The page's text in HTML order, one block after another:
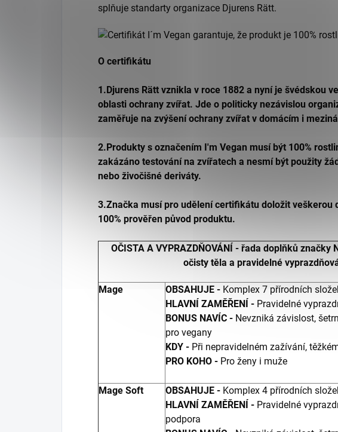
splňuje standarty organizace Djurens Rätt.
O certifikátu
1.Djurens Rätt vznikla v roce 1882 a nyní je švédskou
oblasti ochrany zvířat. Jde o politicky nezávislou
zaměřuje na zvýšení ochrany zvířat v domácím i
2.Produkty s označením I'm Vegan musí být 100%
zakázáno testování na zvířatech a nesmí být použity
nebo živočišné deriváty.
3.Značka musí pro udělení certifikátu doložit veškerou
100% prověřen původ produktu.
OČISTA A VYPRAZDŇOVÁNÍ - řada doplňků značky
očisty těla a pravidelné
Mage OBSAHUJE - Komplex 7 přírodních
HLAVNÍ ZAMĚŘENÍ - Pravidelné
BONUS NAVÍC - Nevzniká závislost,
pro vegany
KDY - Při nepravidelném zažívání,
PRO KOHO - Pro ženy i muže
Mage Soft OBSAHUJE - Komplex 4 přírodních
HLAVNÍ ZAMĚŘENÍ - Pravidelné
podpora